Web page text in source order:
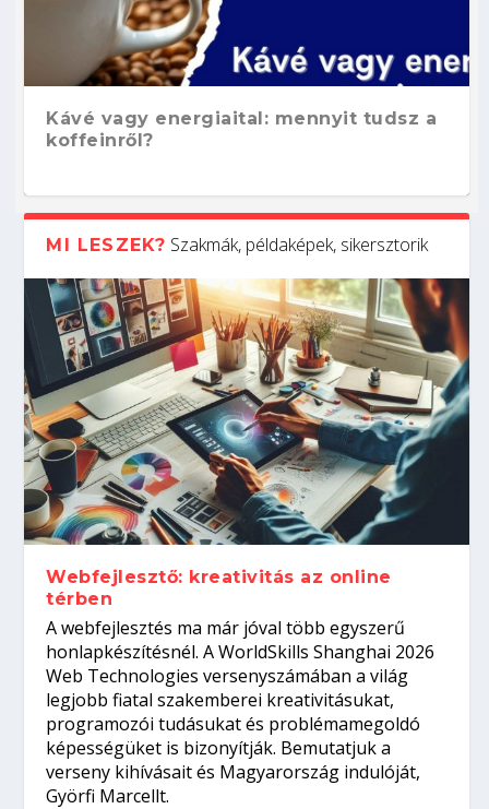
Kávé vagy energiaital: mennyit tudsz a
koffeinről?
Hogyan készíts ATS-barát önéletrajzot?
Így növelheted az esélyedet az
állásinterjúra...
Kitalálod, mire használják ezeket a
gépeket?
Nem sikerült az egyetemi felvételi?
Tanulj szakmát!
Szoftverfejlesztő: verseny kódban –
amikor néhány sor program dönti el a
világversenyt...
MI LESZEK? Szakmák, példaképek, sikersztorik
Webfejlesztő: kreativitás az online
térben
A webfejlesztés ma már jóval több egyszerű
honlapkészítésnél. A WorldSkills Shanghai 2026
Web Technologies versenyszámában a világ
legjobb fiatal szakemberei kreativitásukat,
programozói tudásukat és problémamegoldó
képességüket is bizonyítják. Bemutatjuk a
verseny kihívásait és Magyarország indulóját,
Györfi Marcellt.